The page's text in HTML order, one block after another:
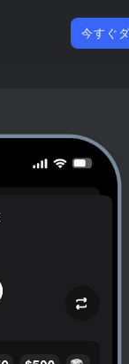
今すぐ